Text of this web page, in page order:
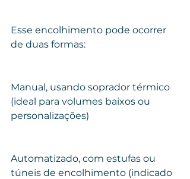
Esse encolhimento pode ocorrer
de duas formas:
Manual, usando soprador térmico
(ideal para volumes baixos ou
personalizações)
Automatizado, com estufas ou
túneis de encolhimento (indicado